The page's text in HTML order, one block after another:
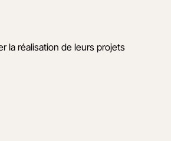
la réalisation de leurs projets